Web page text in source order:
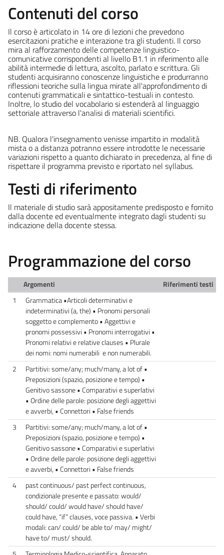
Contenuti del corso
Il corso è articolato in 14 ore di lezioni che prevedono
esercitazioni pratiche e interazione tra gli studenti. Il corso
mira al rafforzamento delle competenze linguistico-
comunicative corrispondenti al livello B1.1 in riferimento alle
abilità intermedie di lettura, ascolto, parlato e scrittura. Gli
studenti acquisiranno conoscenze linguistiche e produrranno
riflessioni teoriche sulla lingua mirate all'approfondimento di
contenuti grammaticali e sintattico-testuali in contesto.
Inoltre, lo studio del vocabolario si estenderà al linguaggio
settoriale attraverso l'analisi di materiali scientifici.
NB. Qualora l'insegnamento venisse impartito in modalità
mista o a distanza potranno essere introdotte le necessarie
variazioni rispetto a quanto dichiarato in precedenza, al fine di
rispettare il programma previsto e riportato nel syllabus.
Testi di riferimento
Il materiale di studio sarà appositamente predisposto e fornito
dalla docente ed eventualmente integrato dagli studenti su
indicazione della docente stessa.
Programmazione del corso
Argomenti
Riferimenti testi
1
Grammatica •Articoli determinativi e
indeterminativi (a, the) • Pronomi personali
soggetto e complemento • Aggettivi e
pronomi possessivi • Pronomi interrogativi •
Pronomi relativi e relative clauses • Plurale
dei nomi: nomi numerabili e non numerabili.
2
Partitivi: some/any; much/many, a lot of •
Preposizioni (spazio, posizione e tempo) •
Genitivo sassone • Comparativi e superlativi
• Ordine delle parole: posizione degli aggettivi
e avverbi, • Connettori • False friends
3
Partitivi: some/any; much/many, a lot of •
Preposizioni (spazio, posizione e tempo) •
Genitivo sassone • Comparativi e superlativi
• Ordine delle parole: posizione degli aggettivi
e avverbi, • Connettori • False friends
4
past continuous/ past perfect continuous,
condizionale presente e passato: would/
should/ could/ would have/ should have/
could have, “if” clauses, voce passiva. • Verbi
modali: can/ could/ be able to/ may/ might/
have to/ must/ should.